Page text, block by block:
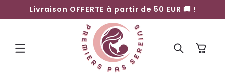
PASSER
AU
Livraison OFFERTE à partir de 50 EUR 🚚 !
Panier